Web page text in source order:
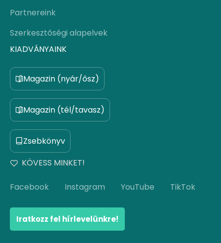
Partnereink
Szerkesztőségi alapelvek
KIADVÁNYAINK
Magazin (nyár/ősz)
Magazin (tél/tavasz)
Zsebkönyv
KÖVESS MINKET!
Facebook Instagram YouTube TikTok
Iratkozz fel hírlevelünkre!